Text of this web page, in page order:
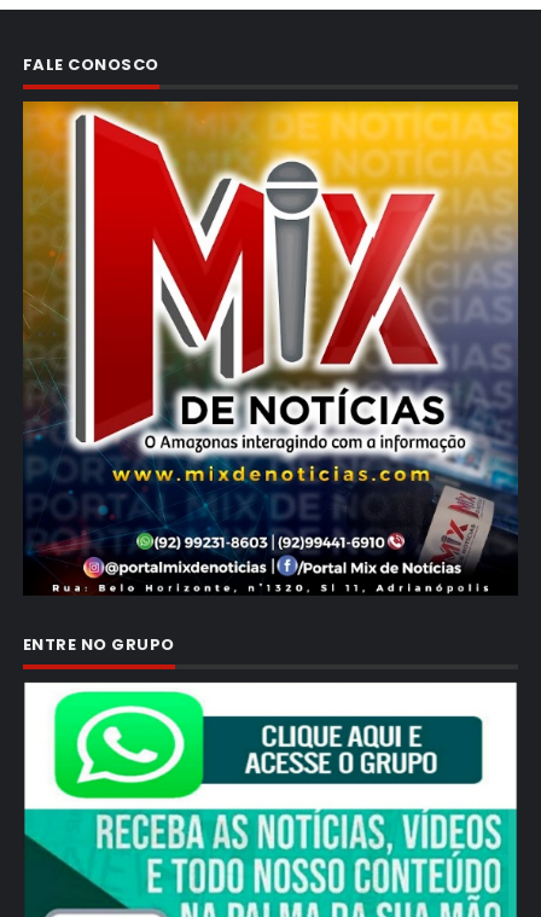
FALE CONOSCO
ENTRE NO GRUPO